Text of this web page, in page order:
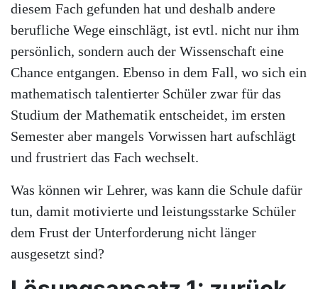
diesem Fach gefunden hat und deshalb andere
berufliche Wege einschlägt, ist evtl. nicht nur ihm
persönlich, sondern auch der Wissenschaft eine
Chance entgangen. Ebenso in dem Fall, wo sich ein
mathematisch talentierter Schüler zwar für das
Studium der Mathematik entscheidet, im ersten
Semester aber mangels Vorwissen hart aufschlägt
und frustriert das Fach wechselt.
Was können wir Lehrer, was kann die Schule dafür
tun, damit motivierte und leistungsstarke Schüler
dem Frust der Unterforderung nicht länger
ausgesetzt sind?